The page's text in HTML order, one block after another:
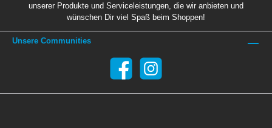
unserer Produkte und Serviceleistungen, die wir anbieten und
wünschen Dir viel Spaß beim Shoppen!
Unsere Communities